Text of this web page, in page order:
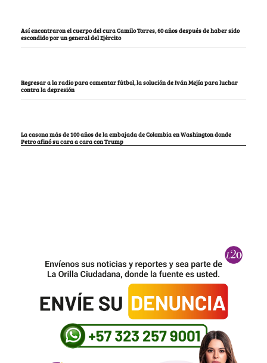
Así encontraron el cuerpo del cura Camilo Torres, 60 años después de haber sido
escondido por un general del Ejército
Regresar a la radio para comentar fútbol, la solución de Iván Mejía para luchar
contra la depresión
La casona más de 100 años de la embajada de Colombia en Washington donde
Petro afinó su cara a cara con Trump